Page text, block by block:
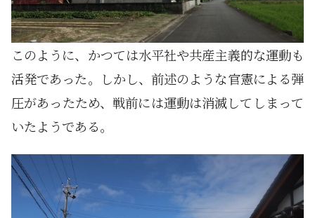
このように、かつては水平社や共産主義的な運動も
活発であった。しかし、前述のような官憲による弾
圧があったため、戦前には運動は消滅してしまって
いたようである。